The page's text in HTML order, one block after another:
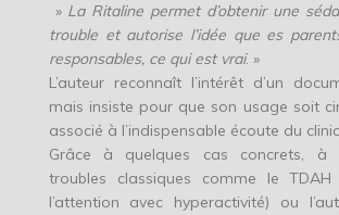
» La Ritaline permet d’obtenir une
trouble et autorise l’idée que es
responsables, ce qui est vrai. »
L’auteur reconnaît l’intérêt d’un
mais insiste pour que son usage soit
associé à l’indispensable écoute du
Grâce à quelques cas concrets, à
troubles classiques comme le
l’attention avec hyperactivité) ou